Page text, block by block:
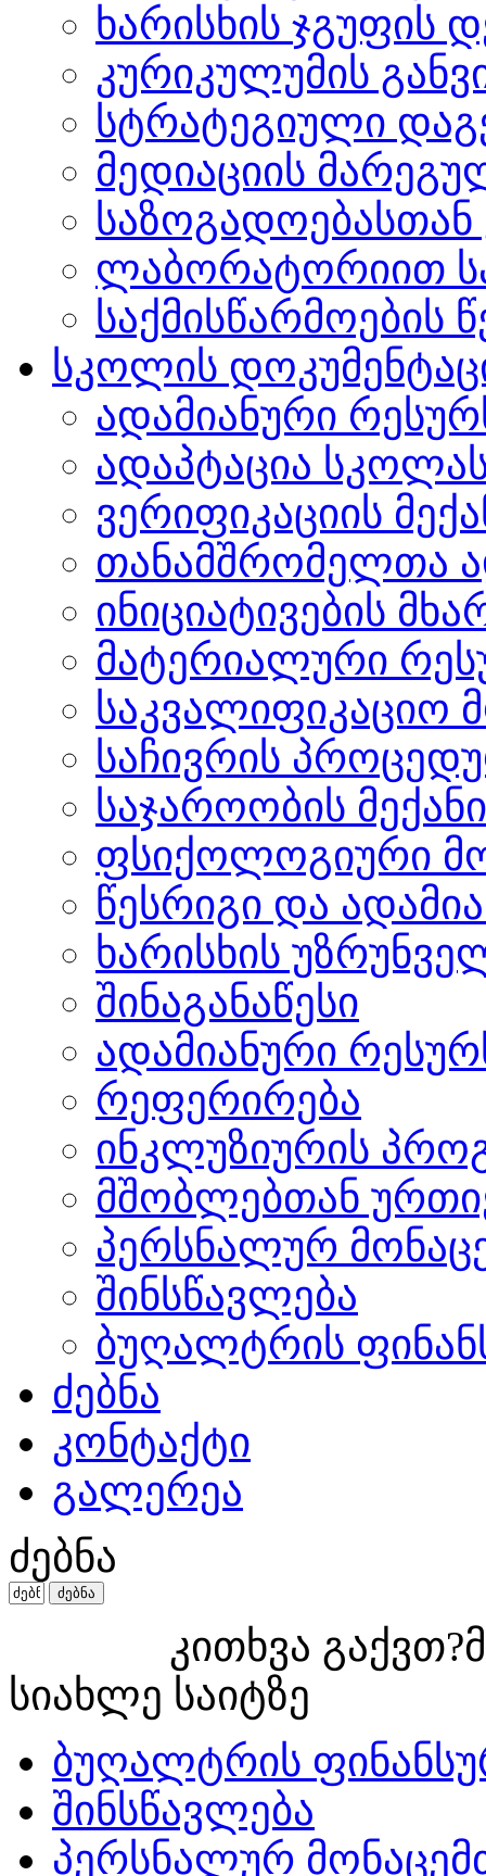
ხარისხის ჯგუფის
კურიკულუმის
სტრატეგიული
მედიაციის
საზოგადოებასთან
ლაბორატორიით
საქმისწარმოების
სკოლის
ადამიანური
ადაპტაცია
ვერიფიკაციის
თანამშრომელთა
ინიციატივების
მატერიალური
საკვალიფიკაციო
საჩივრის
საჯაროობის
ფსიქოლოგიური
წესრიგი და
ხარისხის
შინაგანაწესი
ადამიანური
რეფერირება
ინკლუზიურის
მშობლებთან
პერსნალურ
შინსწავლება
ბუღალტრის
ძებნა
კონტაქტი
გალერეა
ძებნა
კითხვა
სიახლე საიტზე
ბუღალტრის
შინსწავლება
პერსნალურ